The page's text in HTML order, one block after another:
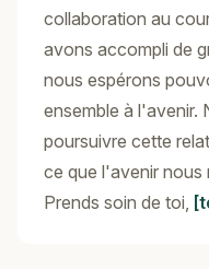
collaboration au
avons accompli de
nous espérons
ensemble à l'avenir.
poursuivre cette
ce que l'avenir nous
Prends soin de toi,